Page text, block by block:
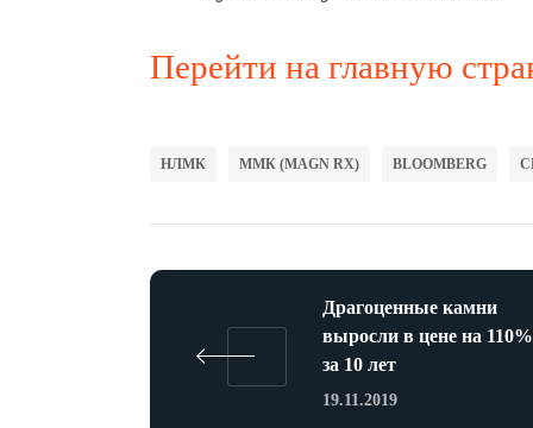
Перейти на главную
НЛМК ММК (MAGN RX) BLOOMBERG
Драгоценные камни
выросли в цене на 110%
за 10 лет
19.11.2019